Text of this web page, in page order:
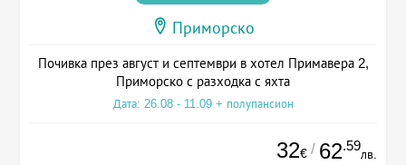
Приморско
Почивка през август и септември в хотел Примавера 2,
Приморско с разходка с яхта
Дата: 26.08 - 11.09 + полупансион
32€ / 62.59
лв.